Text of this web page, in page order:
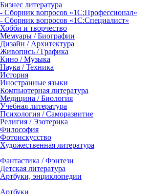
Бизнес литература
- Сборник вопросов «1С:Профессионал»
- Сборник вопросов «1С:Специалист»
Хобби и творчество
Мемуары / Биографии
Дизайн / Архитектура
Живопись / Графика
Кино / Музыка
Наука / Техника
История
Иностранные языки
Компьютерная литература
Медицина / Биология
Учебная литература
Психология / Саморазвитие
Религия / Эзотерика
Философия
Фотоискусство
Художественная литература
Фантастика / Фэнтези
Детская литература
Артбуки, энциклопедии
Артбуки